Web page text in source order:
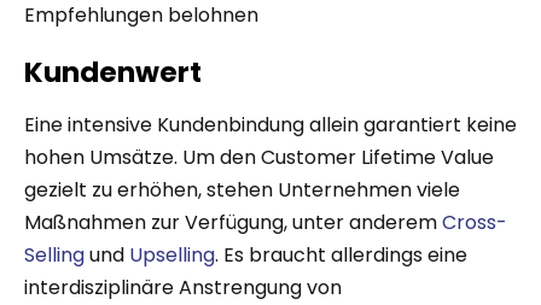
Empfehlungen belohnen
Kundenwert
Eine intensive Kundenbindung allein garantiert keine
hohen Umsätze. Um den Customer Lifetime Value
gezielt zu erhöhen, stehen Unternehmen viele
Maßnahmen zur Verfügung, unter anderemCross-
Sellingund Upselling. Es braucht allerdings eine
interdisziplinäre Anstrengung von